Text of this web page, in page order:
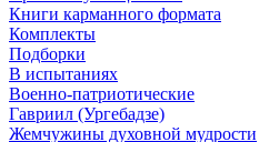
Книги карманного формата
Комплекты
Подборки
В испытаниях
Военно-патриотические
Гавриил (Ургебадзе)
Жемчужины духовной мудрости